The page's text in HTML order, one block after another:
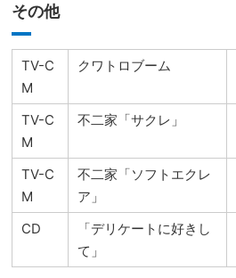
その他
TV-C
M
クワトロブーム
TV-C
M
不二家「サクレ」
TV-C
M
不二家「ソフトエクレ
ア」
CD
「デリケートに好きし
て」